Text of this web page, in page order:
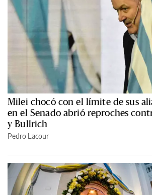
Milei chocó con el límite de sus
en el Senado abrió reproches
y Bullrich
Pedro Lacour